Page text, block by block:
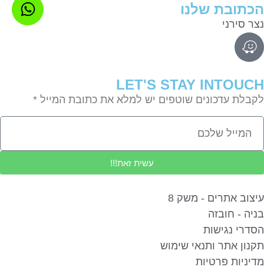
הכתובת שלנו
נצר סירני
LET'S STAY INTOUCH
לקבלת עדכונים שוטפים יש למלא את כתובת המייל *
עשית זאת!!!
עיצוב אתרים - משק 8
בניה - חובזה
הסדרי נגישות
תקנון אתר ותנאי שימוש
מדיניות פרטיות